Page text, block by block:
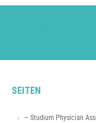
SEITEN
— Studium Physician